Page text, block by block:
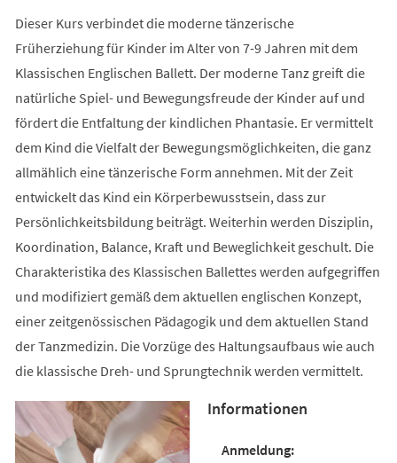
Dieser Kurs verbindet die moderne tänzerische
Früherziehung für Kinder im Alter von 7-9 Jahren mit dem
Klassischen Englischen Ballett. Der moderne Tanz greift die
natürliche Spiel- und Bewegungsfreude der Kinder auf und
fördert die Entfaltung der kindlichen Phantasie. Er vermittelt
dem Kind die Vielfalt der Bewegungsmöglichkeiten, die ganz
allmählich eine tänzerische Form annehmen. Mit der Zeit
entwickelt das Kind ein Körperbewusstsein, dass zur
Persönlichkeitsbildung beiträgt. Weiterhin werden Disziplin,
Koordination, Balance, Kraft und Beweglichkeit geschult. Die
Charakteristika des Klassischen Ballettes werden aufgegriffen
und modifiziert gemäß dem aktuellen englischen Konzept,
einer zeitgenössischen Pädagogik und dem aktuellen Stand
der Tanzmedizin. Die Vorzüge des Haltungsaufbaus wie auch
die klassische Dreh- und Sprungtechnik werden vermittelt.
Informationen